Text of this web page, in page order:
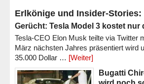
Erlkönige und Insider-Stories:
Gerücht: Tesla Model 3 kostet nur
Tesla-CEO Elon Musk teilte via Twitter
März nächsten Jahres präsentiert wird
35.000 Dollar … [Weiter]
Bugatti